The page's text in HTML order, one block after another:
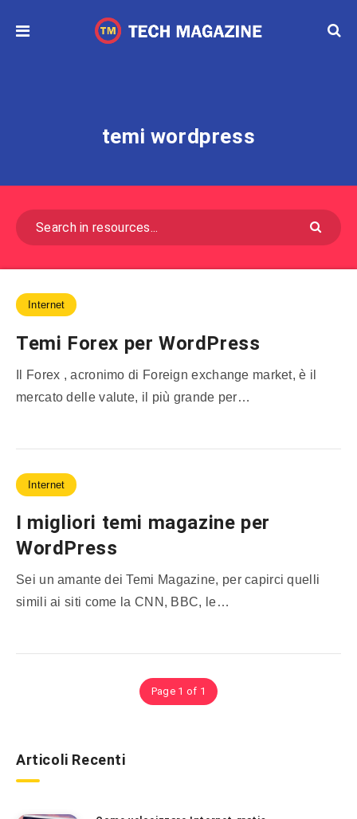
temi wordpress
Internet
Temi Forex per WordPress
Il Forex , acronimo di Foreign exchange market, è il
mercato delle valute, il più grande per…
Internet
I migliori temi magazine per
WordPress
Sei un amante dei Temi Magazine, per capirci quelli
simili ai siti come la CNN, BBC, le…
Page 1 of 1
Articoli Recenti